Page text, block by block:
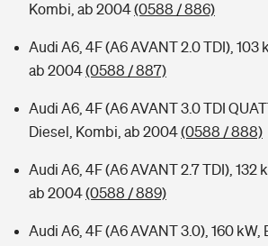
Kombi, ab 2004(0588 / 886)
Audi A6, 4F (A6 AVANT 2.0 TDI), 103
ab 2004(0588 / 887)
Audi A6, 4F (A6 AVANT 3.0 TDI
Diesel, Kombi, ab 2004(0588 / 888)
Audi A6, 4F (A6 AVANT 2.7 TDI), 132
ab 2004(0588 / 889)
Audi A6, 4F (A6 AVANT 3.0), 160 kW,